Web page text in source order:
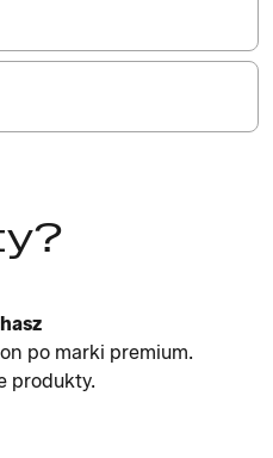
po marki premium.
produkty.